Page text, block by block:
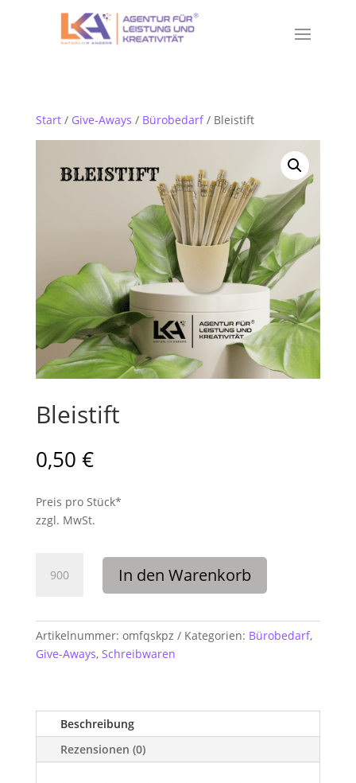
Start/ Give-Aways / Bürobedarf/ Bleistift
Bleistift
0,50 €
Preis pro Stück*
zzgl. MwSt.
Menge
In den Warenkorb
Artikelnummer: omfqskpz Kategorien: Bürobedarf,
Give-Aways, Schreibwaren
Beschreibung
Rezensionen (0)